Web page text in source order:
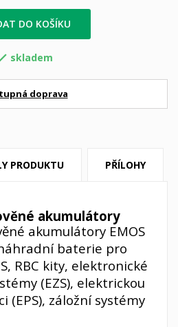
DO KOŠÍKU
skladem
doprava
PRODUKTU PŘÍLOHY
akumulátory
akumulátory EMOS
baterie pro
RBC kity, elektronické
(EZS), elektrickou
(EPS), záložní systémy